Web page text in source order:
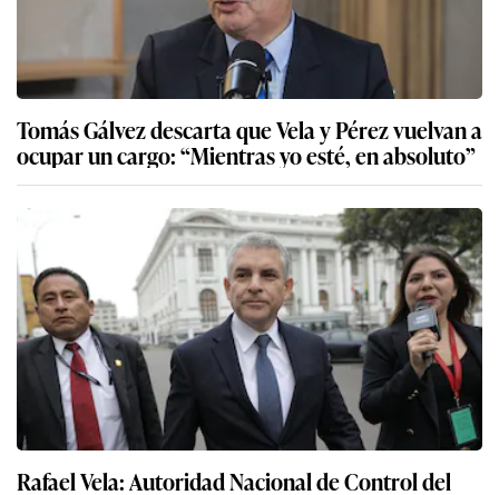
Tomás Gálvez descarta que Vela y Pérez vuelvan a
ocupar un cargo: “Mientras yo esté, en absoluto”
Rafael Vela: Autoridad Nacional de Control del